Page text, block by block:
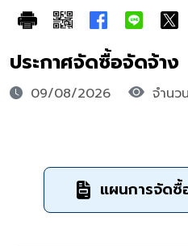
ประกาศจัดซื้อจัดจ้าง
09/08/2026 จำนว
แผนการจัดซื้